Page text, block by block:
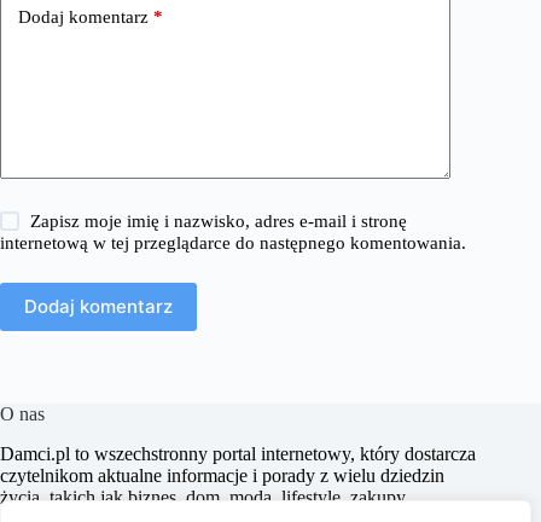
Dodaj komentarz *
Zapisz moje imię i nazwisko, adres e-mail i stronę
internetową w tej przeglądarce do następnego komentowania.
Dodaj komentarz
O nas
​Damci.pl to wszechstronny portal internetowy, który dostarcza
czytelnikom aktualne informacje i porady z wielu dziedzin
życia, takich jak biznes, dom, moda, lifestyle, zakupy,